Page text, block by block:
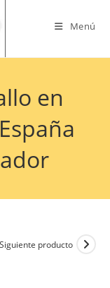
Menú
en
Siguiente producto